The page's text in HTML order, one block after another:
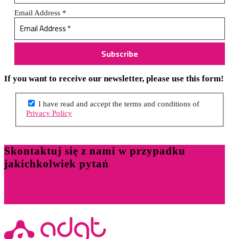
Email Address *
If you want to receive our newsletter, please use this form!
I have read and accept the terms and conditions of
Privacy Policy
Skontaktuj się z nami w przypadku
jakichkolwiek pytań